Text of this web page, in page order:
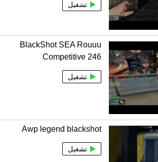
تشغيل
BlackShot SEA Rouuu
Competitive 246
تشغيل
Awp legend blackshot
تشغيل